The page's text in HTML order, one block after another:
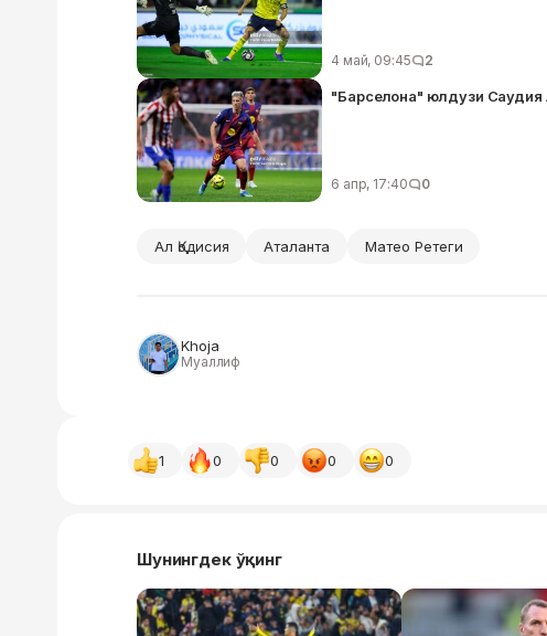
4 май, 09:45 2
"Барселона" юлдузи Саудия
6 апр, 17:40 0
Ал Қодисия Аталанта Матео Ретеги
Khoja
Муаллиф
1 0 0 0 0
Шунингдек ўқинг